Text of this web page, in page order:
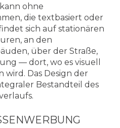
ohne
die textbasiert oder
sich auf stationären
an den
über der Straße,
— dort, wo es visuell
Das Design der
Bestandteil des